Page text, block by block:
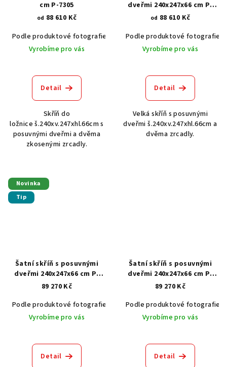
cm P-7305
od 88 610 Kč
Podle produktové fotografie
Akát vintage BT1551
Dub světlý
Vyrobíme pro vás
Detail
Skříň do
ložnice š.240xv.247xhl.66cm s
posuvnými dveřmi a dvěma
zkosenými zrcadly.
dveřmi 240x247x66 cm P-
7299
od 88 610 Kč
Podle produktové fotografie
Vyrobíme pro vás
Detail
Velká skříň s posuvnými
dveřmi š.240xv.247xhl.66cm a
dvěma zrcadly.
Novinka
Tip
Šatní skříň s posuvnými
dveřmi 240x247x66 cm P-
7246
89 270 Kč
Podle produktové fotografie
Akát vintage BT1551
Dub světlý
Vyrobíme pro vás
Detail
Šatní skříň s posuvnými
dveřmi 240x247x66 cm P-
7250
89 270 Kč
Podle produktové fotografie
Vyrobíme pro vás
Detail